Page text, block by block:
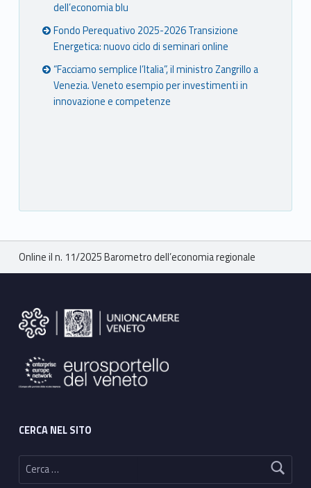
dell’economia blu
Fondo Perequativo 2025-2026 Transizione
Energetica: nuovo ciclo di seminari online
“Facciamo semplice l’Italia”, il ministro Zangrillo a
Venezia. Veneto esempio per investimenti in
innovazione e competenze
Breadcrumbs navigation
Online il n. 11/2025 Barometro dell’economia regionale
CERCA NEL SITO
Ricerca per: